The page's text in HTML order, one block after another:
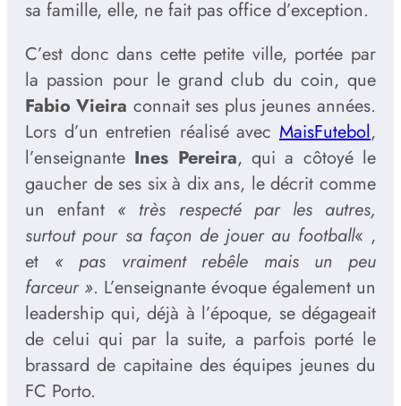
sa famille, elle, ne fait pas office d’exception.
C’est donc dans cette petite ville, portée par
la passion pour le grand club du coin, que
Fabio Vieira connait ses plus jeunes années.
Lors d’un entretien réalisé avec MaisFutebol,
l’enseignante Ines Pereira, qui a côtoyé le
gaucher de ses six à dix ans, le décrit comme
un enfant « très respecté par les autres,
surtout pour sa façon de jouer au football« ,
et « pas vraiment rebêle mais un peu
farceur ». L’enseignante évoque également un
leadership qui, déjà à l’époque, se dégageait
de celui qui par la suite, a parfois porté le
brassard de capitaine des équipes jeunes du
FC Porto.